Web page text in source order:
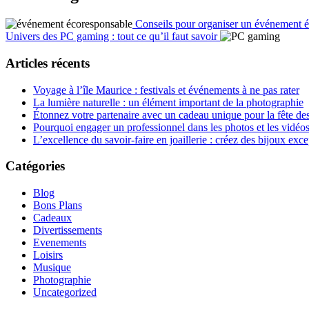
Conseils pour organiser un événement
Univers des PC gaming : tout ce qu’il faut savoir
Articles récents
Voyage à l’île Maurice : festivals et événements à ne pas rater
La lumière naturelle : un élément important de la photographie
Étonnez votre partenaire avec un cadeau unique pour la fête
Pourquoi engager un professionnel dans les photos et les
L’excellence du savoir-faire en joaillerie : créez des bijoux
Catégories
Blog
Bons Plans
Cadeaux
Divertissements
Evenements
Loisirs
Musique
Photographie
Uncategorized